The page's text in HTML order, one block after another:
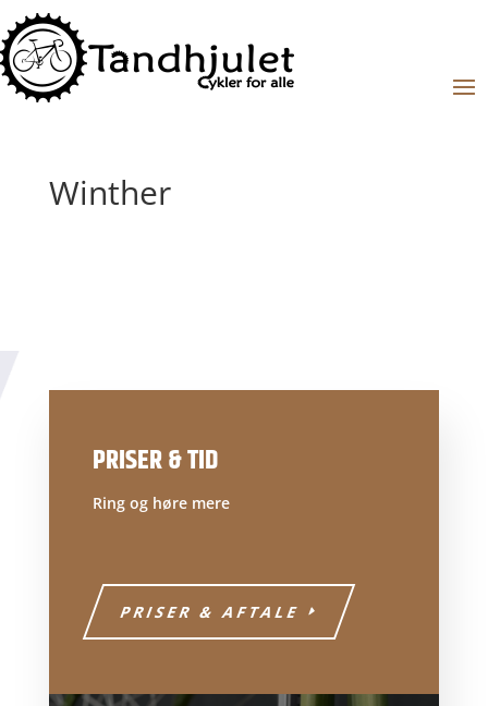
Winther
PRISER & TID
Ring og høre mere
PRISER & AFTALE